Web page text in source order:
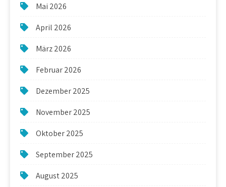
Mai 2026
April 2026
März 2026
Februar 2026
Dezember 2025
November 2025
Oktober 2025
September 2025
August 2025